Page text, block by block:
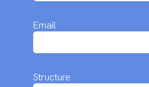
Email
Structure